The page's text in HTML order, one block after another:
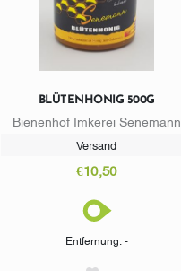
BLÜTENHONIG 500G
Bienenhof Imkerei Senemann
Versand
€10,50
Entfernung: -